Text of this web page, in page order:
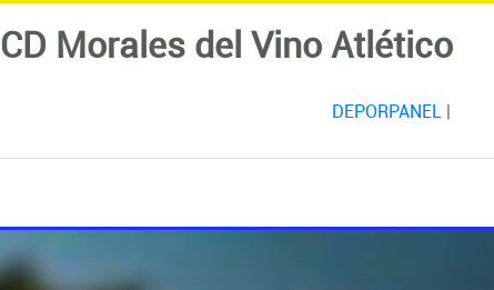
CD Morales del Vino Atlético
DEPORPANEL|